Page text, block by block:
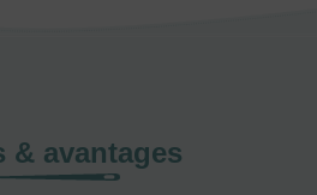
& avantages